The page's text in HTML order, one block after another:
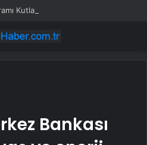
Kutlaması
Bankası